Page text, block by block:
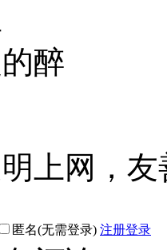
醉
明上网，
匿名(无需登录) 注册登录